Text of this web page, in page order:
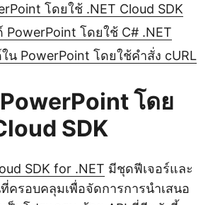
โดยใช้ .NET Cloud SDK
PowerPoint โดยใช้ C# .NET
น PowerPoint โดยใช้คำสั่ง cURL
โดย
SDK
SDK for .NET มีชุดฟีเจอร์และ
ครอบคลุมเพื่อจัดการการนำเสนอ